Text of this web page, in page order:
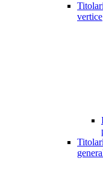
vertice